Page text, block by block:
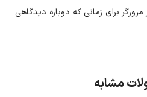
برای زمانی که دوباره دیدگاهی
مشابه